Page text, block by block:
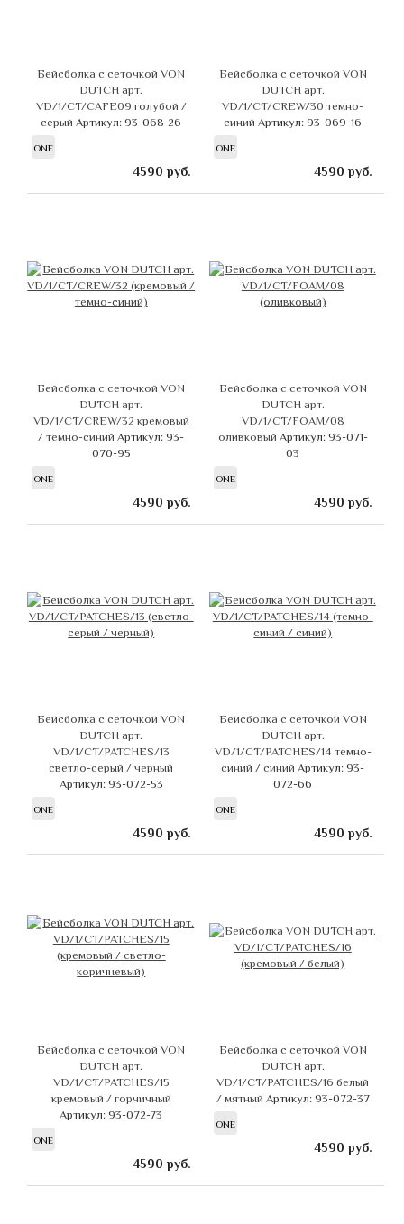
Бейсболка с сеточкой VON
DUTCH арт.
VD/1/CT/CAFE09 голубой /
серыйАртикул: 93-068-26
ONE
4590 руб.
Бейсболка с сеточкой VON
DUTCH арт.
VD/1/CT/CREW/30 темно-
синийАртикул: 93-069-16
ONE
4590 руб.
Бейсболка с сеточкой VON
DUTCH арт.
VD/1/CT/CREW/32 кремовый
/ темно-синийАртикул: 93-
070-95
ONE
4590 руб.
Бейсболка с сеточкой VON
DUTCH арт.
VD/1/CT/FOAM/08
оливковый Артикул: 93-071-
03
ONE
4590 руб.
Бейсболка с сеточкой VON
DUTCH арт.
VD/1/CT/PATCHES/13
светло-серый / черный
Артикул: 93-072-53
ONE
4590 руб.
Бейсболка с сеточкой VON
DUTCH арт.
VD/1/CT/PATCHES/14 темно-
синий / синийАртикул: 93-
072-66
ONE
4590 руб.
Бейсболка с сеточкой VON
DUTCH арт.
VD/1/CT/PATCHES/15
кремовый / горчичный
Артикул: 93-072-73
ONE
4590 руб.
Бейсболка с сеточкой VON
DUTCH арт.
VD/1/CT/PATCHES/16 белый
/ мятный Артикул: 93-072-37
ONE
4590 руб.